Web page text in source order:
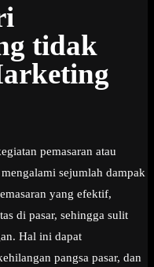
tidak
pemasaran atau
sejumlah dampak
yang efektif,
di pasar, sehingga sulit
Hal ini dapat
pangsa pasar, dan